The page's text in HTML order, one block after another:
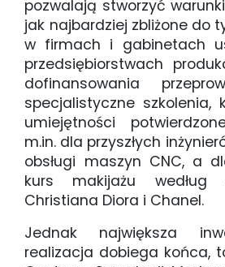
pozwalają stworzyć
jak najbardziej zbliżone do
w firmach i gabinetach
przedsiębiorstwach
dofinansowania
specjalistyczne szkolenia,
umiejętności
m.in. dla przyszłych
obsługi maszyn CNC, a
kurs makijażu według
Christiana Diora i Chanel.
Jednak największa
realizacja dobiega końca,